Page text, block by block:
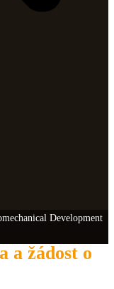
Development
a žádost o